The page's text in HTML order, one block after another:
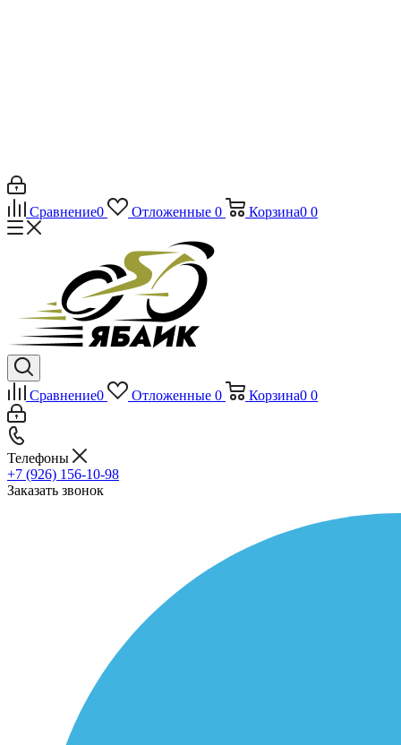
Сравнение0 Отложенные 0 Корзина0 0
Сравнение0 Отложенные 0 Корзина0 0
Телефоны
+7 (926) 156-10-98
Заказать звонок